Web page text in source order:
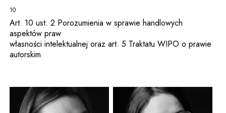
10
Art. 10 ust. 2 Porozumienia w sprawie handlowych
aspektów praw
własności intelektualnej oraz art. 5 Traktatu WIPO o prawie
autorskim